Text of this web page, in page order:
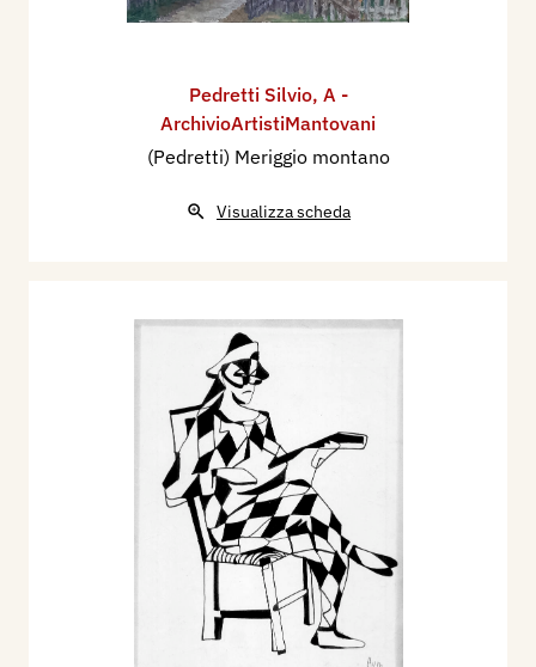
Pedretti Silvio, A -
ArchivioArtistiMantovani
(Pedretti) Meriggio montano
Visualizza scheda